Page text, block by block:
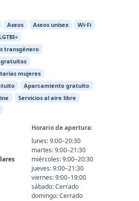
Aseos Aseos unisex
Wi-Fi
transgénero
gratuitos
mujeres
Aparcamiento gratuito
Servicios al aire libre
Horario de apertura:
lunes: 9:00–20:30
martes: 9:00–21:30
miércoles: 9:00–20:30
jueves: 9:00–21:30
viernes: 9:00–19:00
sábado: Cerrado
domingo: Cerrado